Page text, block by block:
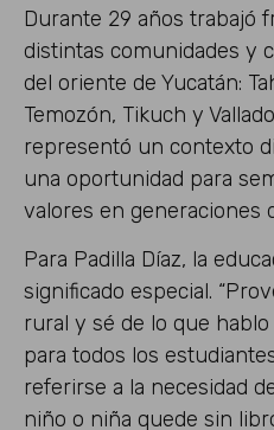
Durante 29 años trabajó
distintas comunidades y
del oriente de Yucatán:
Temozón, Tikuch y
representó un contexto
una oportunidad para
valores en generaciones
Para Padilla Díaz, la
significado especial.
rural y sé de lo que
para todos los
referirse a la necesidad
niño o niña quede sin